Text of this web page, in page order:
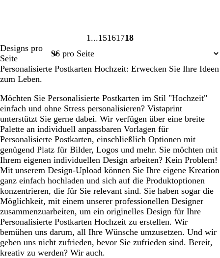
Seite
1
1
Seite
15 Seite
16 Seite
17 Seite
18
Designs pro
Seite
Personalisierte Postkarten Hochzeit: Erwecken Sie Ihre Ideen
zum Leben.
Möchten Sie Personalisierte Postkarten im Stil "Hochzeit"
einfach und ohne Stress personalisieren? Vistaprint
unterstützt Sie gerne dabei. Wir verfügen über eine breite
Palette an individuell anpassbaren Vorlagen für
Personalisierte Postkarten, einschließlich Optionen mit
genügend Platz für Bilder, Logos und mehr. Sie möchten mit
Ihrem eigenen individuellen Design arbeiten? Kein Problem!
Mit unserem Design-Upload können Sie Ihre eigene Kreation
ganz einfach hochladen und sich auf die Produktoptionen
konzentrieren, die für Sie relevant sind. Sie haben sogar die
Möglichkeit, mit einem unserer professionellen Designer
zusammenzuarbeiten, um ein originelles Design für Ihre
Personalisierte Postkarten Hochzeit zu erstellen. Wir
bemühen uns darum, all Ihre Wünsche umzusetzen. Und wir
geben uns nicht zufrieden, bevor Sie zufrieden sind. Bereit,
kreativ zu werden? Wir auch.